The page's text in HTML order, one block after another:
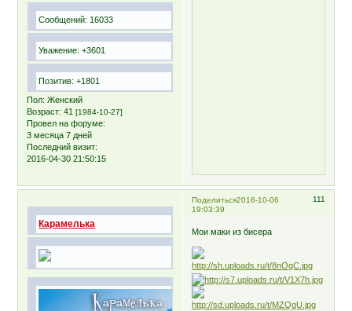
Сообщений: 16033
Уважение: +3601
Позитив: +1801
Пол: Женский
Возраст: 41[1984-10-27]
Провел на форуме:
3 месяца 7 дней
Последний визит:
2016-04-30 21:50:15
Поделиться 111
2016-10-06
19:03:39
Карамелька
Мои маки из бисера